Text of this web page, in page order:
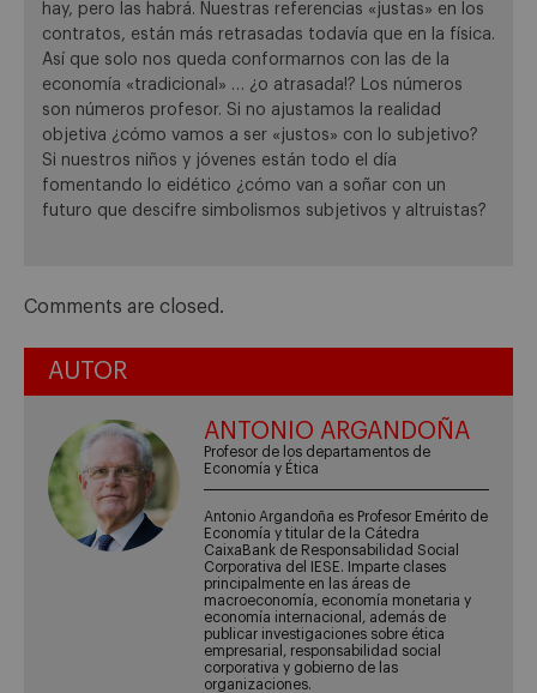
hay, pero las habrá. Nuestras referencias «justas» en los
contratos, están más retrasadas todavía que en la física.
Así que solo nos queda conformarnos con las de la
economía «tradicional» … ¿o atrasada!? Los números
son números profesor. Si no ajustamos la realidad
objetiva ¿cómo vamos a ser «justos» con lo subjetivo?
Si nuestros niños y jóvenes están todo el día
fomentando lo eidético ¿cómo van a soñar con un
futuro que descifre simbolismos subjetivos y altruistas?
Comments are closed.
AUTOR
ANTONIO ARGANDOÑA
Profesor de los departamentos de
Economía y Ética
Antonio Argandoña es Profesor Emérito de
Economía y titular de la Cátedra
CaixaBank de Responsabilidad Social
Corporativa del IESE. Imparte clases
principalmente en las áreas de
macroeconomía, economía monetaria y
economía internacional, además de
publicar investigaciones sobre ética
empresarial, responsabilidad social
corporativa y gobierno de las
organizaciones.